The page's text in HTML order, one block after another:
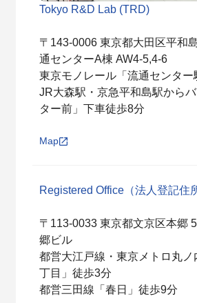
Tokyo R&D Lab (TRD)
〒143-0006 東京都⼤⽥区平和
通センターA棟 AW4-5,4-6
東京モノレール「流通センター
JR大森駅・京急平和島駅から
ター前」下車徒歩8分
Map
Registered Office（法人登記住
〒113-0033 東京都文京区本郷
郷ビル
都営大江戸線・東京メトロ丸ノ
丁目」徒歩3分
都営三田線「春日」徒歩9分